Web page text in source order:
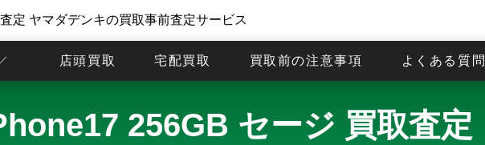
定 ヤマダデンキの買取事前査定サービス
店頭買取 宅配買取 買取前の注意事項 よくある質
256GB セージ 買取査定